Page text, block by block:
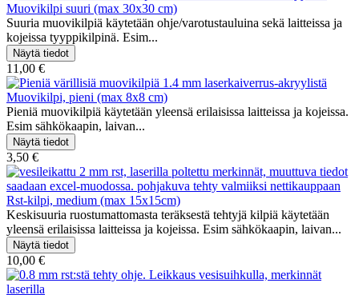
Muovikilpi suuri (max 30x30 cm)
Suuria muovikilpiä käytetään ohje/varotustauluina sekä laitteissa ja
kojeissa tyyppikilpinä. Esim...
11,00 €
Muovikilpi, pieni (max 8x8 cm)
Pieniä muovikilpiä käytetään yleensä erilaisissa laitteissa ja kojeissa.
Esim sähkökaapin, laivan...
3,50 €
Rst-kilpi, medium (max 15x15cm)
Keskisuuria ruostumattomasta teräksestä tehtyjä kilpiä käytetään
yleensä erilaisissa laitteissa ja kojeissa. Esim sähkökaapin, laivan...
10,00 €